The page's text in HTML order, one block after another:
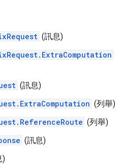
(訊息)
(訊息)
(列舉)
(列舉)
(訊息)
)